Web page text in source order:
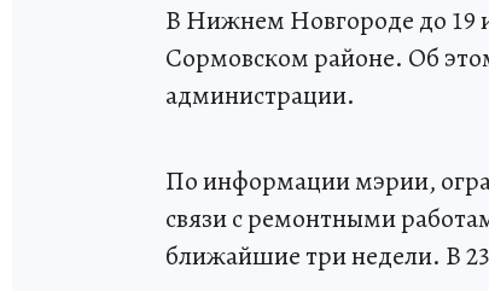
В Нижнем Новгороде до 19
Сормовском районе. Об
администрации.
По информации мэрии,
связи с ремонтными
ближайшие три недели. В